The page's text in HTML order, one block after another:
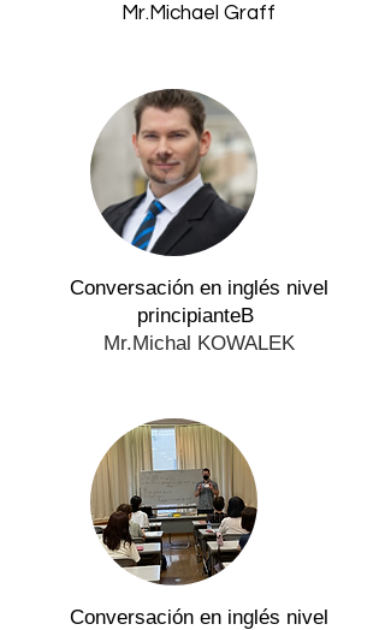
Mr.Michael Graff
​Conversación en inglés nivel
principianteB
Mr.Michal KOWALEK
​Conversación en inglés nivel